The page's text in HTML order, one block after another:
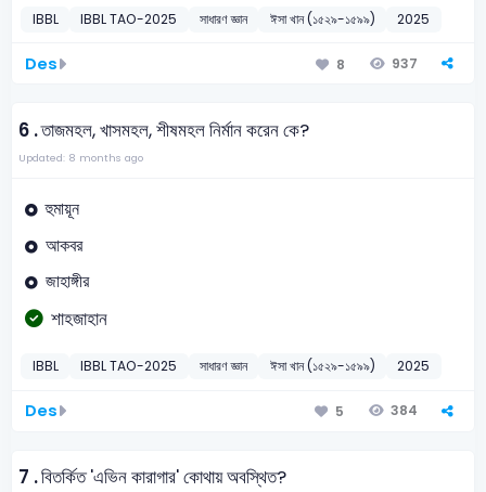
IBBL IBBL TAO-2025 সাধারণ জ্ঞান ঈসা খান (১৫২৯-১৫৯৯) 2025
Des 8 937
6 .তাজমহল, খাসমহল, শীষমহল নির্মান করেন কে?
Updated: 8 months ago
হুমায়ূন
আকবর
জাহাঙ্গীর
শাহজাহান
IBBL IBBL TAO-2025 সাধারণ জ্ঞান ঈসা খান (১৫২৯-১৫৯৯) 2025
Des 5 384
7 .বিতর্কিত 'এভিন কারাগার' কোথায় অবস্থিত?